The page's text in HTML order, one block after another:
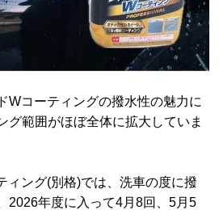
Wコーティングの撥水性の魅力に
グ範囲がほぼ全体に拡大していま
ィング(別格)では、洗車の度に撥
2026年度に入って4月8回、5月5